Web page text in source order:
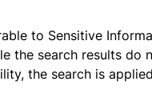
to Sensitive
the search results
the search is